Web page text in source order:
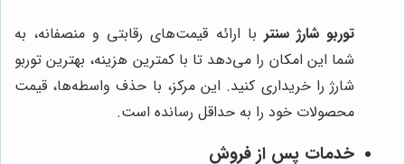
توربو شارژ سنتر با ارائه قیمت‌های رقابتی و منصفانه، به
شما این امکان را می‌دهد تا با کمترین هزینه، بهترین توربو
شارژ را خریداری کنید. این مرکز، با حذف واسطه‌ها، قیمت
محصولات خود را به حداقل رسانده است.
خدمات پس از فروش